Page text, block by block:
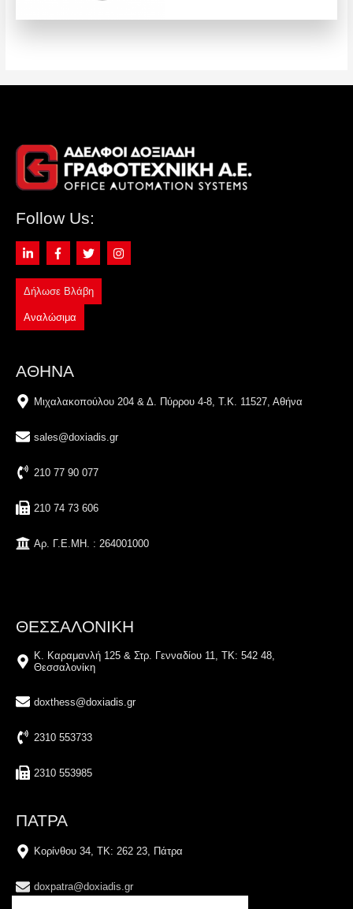
Follow Us:
Δήλωσε Βλάβη
Αναλώσιμα
ΑΘΗΝΑ
Μιχαλακοπούλου 204 & Δ. Πύρρου 4-8, Τ.Κ. 11527, Αθήνα
sales@doxiadis.gr
210 77 90 077
210 74 73 606
Αρ. Γ.Ε.ΜΗ. : 264001000
ΘΕΣΣΑΛΟΝΙΚΗ
Κ. Καραμανλή 125 & Στρ. Γενναδίου 11, ΤΚ: 542 48,
Θεσσαλονίκη
doxthess@doxiadis.gr
2310 553733
2310 553985
ΠΑΤΡΑ
Κορίνθου 34, TK: 262 23, Πάτρα
doxpatra@doxiadis.gr